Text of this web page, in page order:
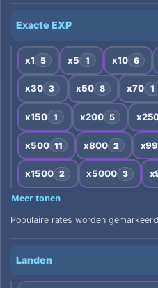
Exacte EXP
x1 5 x5 1 x10 6
x30 3 x50 8 x70 1
x150 1 x200 5
x500 11 x800 2
x1500 2 x5000 3
Meer tonen
Populaire rates worden
Landen